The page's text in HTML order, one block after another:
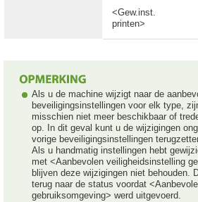
<Gew.inst.
printen>
Als u de machine wijzigt naar de
beveiligingsinstellingen voor elk type,
misschien niet meer beschikbaar of
op. In dit geval kunt u de wijzigingen
vorige beveiligingsinstellingen
Als u handmatig instellingen hebt
met <Aanbevolen veiligheidsinstelling
blijven deze wijzigingen niet behouden.
terug naar de status voordat
gebruiksomgeving> werd uitgevoerd.